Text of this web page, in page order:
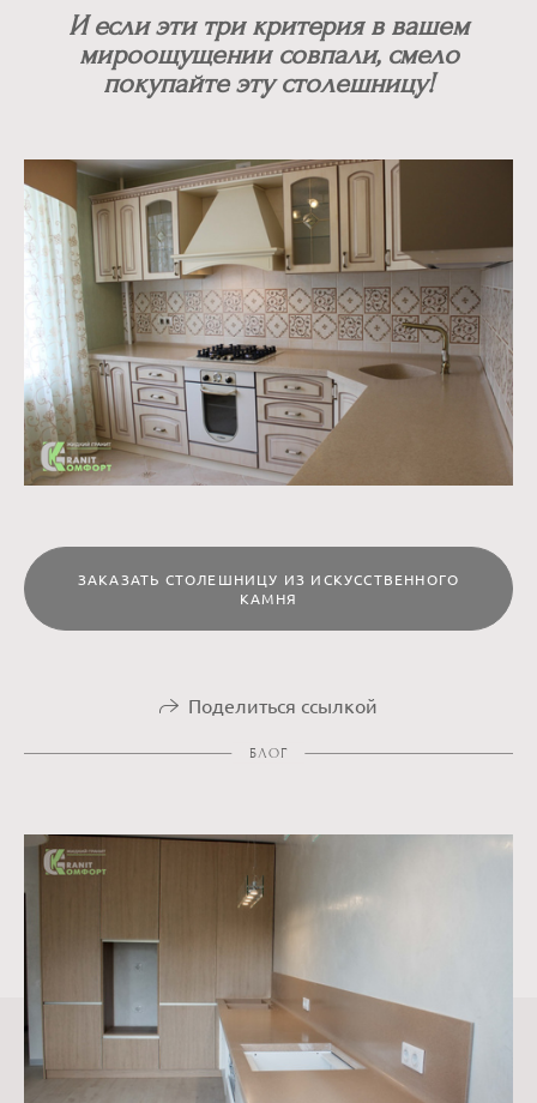
И если эти три критерия в вашем
мироощущении совпали, смело
покупайте эту столешницу!
ЗАКАЗАТЬ СТОЛЕШНИЦУ ИЗ ИСКУССТВЕННОГО
КАМНЯ
Поделиться ссылкой
БЛОГ